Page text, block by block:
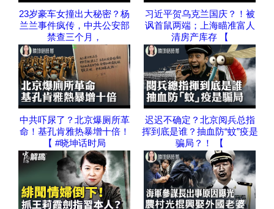
23岁豪车女撞出大秘密？杨
兰兰事件疯传，中共公安部
禁查三个月，
习近平贺乌克兰国庆？！被
讽首鼠两端；上海瞄准富人
清房产库存 【
中共吓尿了？北京爆厕所革
命！基孔肯雅热暴增十倍！
【 #晓坤话时局
迟迟不确定？北京阅兵总指
挥到底是谁？抽血防“蚊”疫是
骗局？！ 【